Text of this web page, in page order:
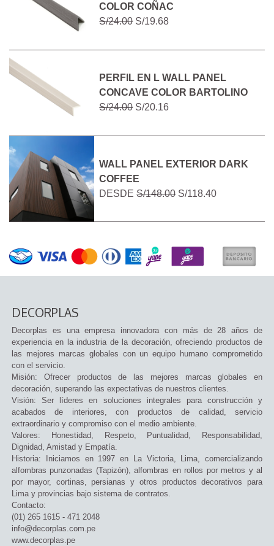
COLOR COÑAC
S/24.00S/19.68
PERFIL EN L WALL PANEL
CONCAVE COLOR BARTOLINO
S/24.00S/20.16
WALL PANEL EXTERIOR DARK
COFFEE
DESDES/148.00S/118.40
DECORPLAS
Decorplas es una empresa innovadora con más de 28 años de
experiencia en la industria de la decoración, ofreciendo productos de
las mejores marcas globales con un equipo humano comprometido
con el servicio.
Misión: Ofrecer productos de las mejores marcas globales en
decoración, superando las expectativas de nuestros clientes.
Visión: Ser líderes en soluciones integrales para construcción y
acabados de interiores, con productos de calidad, servicio
extraordinario y compromiso con el medio ambiente.
Valores: Honestidad, Respeto, Puntualidad, Responsabilidad,
Dignidad, Amistad y Empatía.
Historia: Iniciamos en 1997 en La Victoria, Lima, comercializando
alfombras punzonadas (Tapizón), alfombras en rollos por metros y al
por mayor, cortinas, persianas y otros productos decorativos para
Lima y provincias bajo sistema de contratos.
Contacto:
(01) 265 1615 - 471 2048
info@decorplas.com.pe
www.decorplas.pe